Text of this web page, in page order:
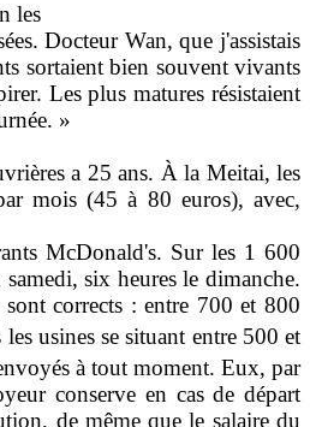
les
Docteur Wan, que j'assistais
sortaient bien souvent vivants
Les plus matures résistaient
»
a 25 ans. À la Meitai, les
mois (45 à 80 euros), avec,
McDo­nald's. Sur les 1 600
six heures le dimanche.
corrects : entre 700 et 800
usines se situant entre 500 et
à tout moment. Eux, par
conserve en cas de départ
de même que le salaire du